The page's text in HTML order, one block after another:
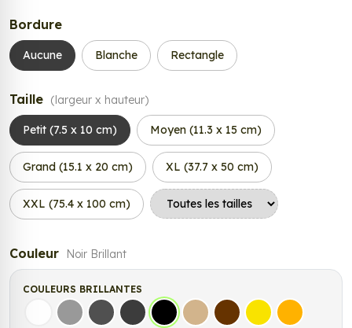
Bordure
Aucune Blanche Rectangle
Taille (largeur x hauteur)
Petit (7.5 x 10 cm) Moyen (11.3 x 15 cm)
Grand (15.1 x 20 cm) XL (37.7 x 50 cm)
XXL (75.4 x 100 cm)
Couleur Noir Brillant
COULEURS BRILLANTES
Blanc Gris Gris FoncéGris Anthracite
Noir Beige Marron Jaune ClairJaune